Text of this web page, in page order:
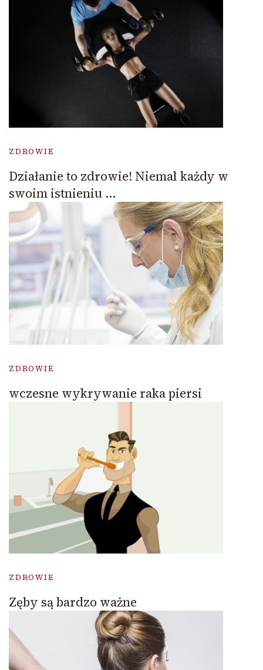
ZDROWIE
Działanie to zdrowie! Niemal każdy w
swoim istnieniu …
ZDROWIE
wczesne wykrywanie raka piersi
ZDROWIE
Zęby są bardzo ważne